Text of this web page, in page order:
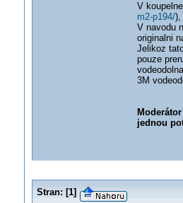
V
m2-p194/),
V navodu
originalni
Jelikoz
pouze
3M
jednou
Stran: [1]